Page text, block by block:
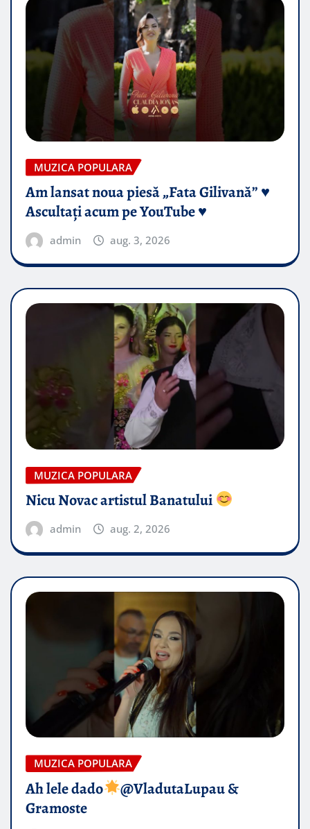
MUZICA POPULARA
Am lansat noua piesă „Fata Gilivană” ♥️
Ascultați acum pe YouTube ♥️
admin aug. 3, 2026
MUZICA POPULARA
Nicu Novac artistul Banatului
admin aug. 2, 2026
MUZICA POPULARA
Ah lele dado​
@VladutaLupau &
Gramoste